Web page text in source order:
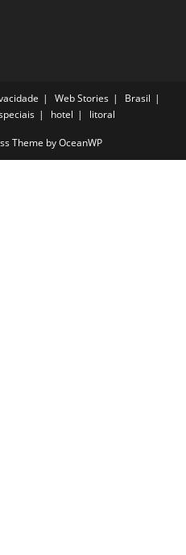
Web Stories
Brasil
hotel litoral
Theme by OceanWP